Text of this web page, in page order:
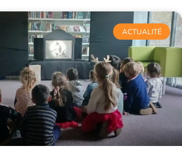
ACTUALITÉ